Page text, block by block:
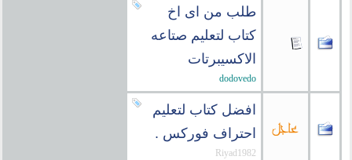
طلب من اى اخ
كتاب لتعليم صتاعه
الاكسيبرتات
dodovedo
افضل كتاب لتعليم
احتراف فوركس .
Riyad1982